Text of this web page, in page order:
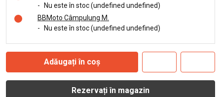
-
Nu este în stoc (undefined undefined)
BBMoto Câmpulung M.
-
Nu este în stoc (undefined undefined)
Adăugați în coș
Rezervați în magazin